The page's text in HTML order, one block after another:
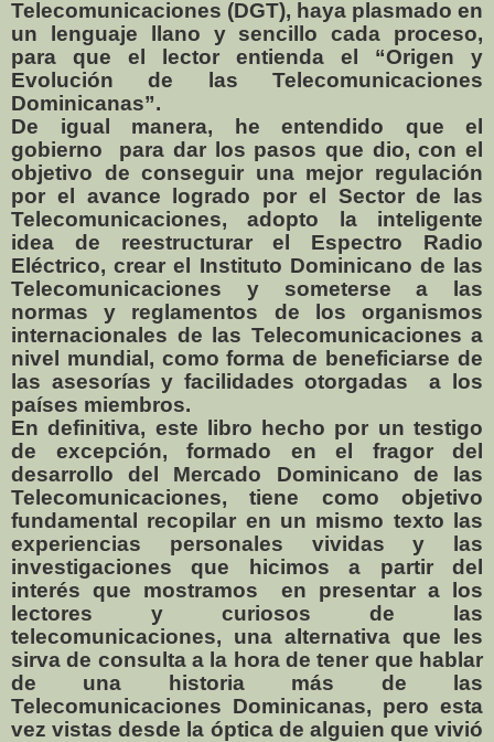
Telecomunicaciones (DGT), haya plasmado en
un lenguaje llano y sencillo cada proceso,
para que el lector entienda el “Origen y
Evolución de las Telecomunicaciones
Dominicanas”.
De igual manera, he entendido que el
gobierno
para dar los pasos que dio, con el
objetivo de conseguir una mejor regulación
por el avance logrado por el Sector de las
Telecomunicaciones, adopto la inteligente
idea de reestructurar el Espectro Radio
Eléctrico, crear el Instituto Dominicano de las
Telecomunicaciones y someterse a las
normas y reglamentos de los organismos
internacionales de las Telecomunicaciones a
nivel mundial, como forma de beneficiarse de
las asesorías y facilidades otorgadas
a los
países miembros.
En definitiva, este libro hecho por un testigo
de excepción, formado en el fragor del
desarrollo del Mercado Dominicano de las
Telecomunicaciones, tiene como objetivo
fundamental recopilar en un mismo texto las
experiencias personales vividas y las
investigaciones que hicimos a partir del
interés que mostramos
en presentar a los
lectores y curiosos de las
telecomunicaciones, una alternativa que les
sirva de consulta a la hora de tener que hablar
de una historia más de las
Telecomunicaciones Dominicanas, pero esta
vez vistas desde la óptica de alguien que vivió